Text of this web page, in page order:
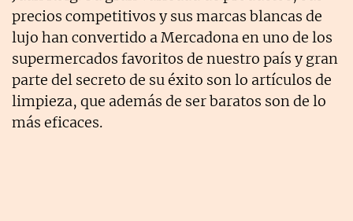
precios competitivos y sus marcas blancas de
lujo han convertido a Mercadona en uno de los
supermercados favoritos de nuestro país y gran
parte del secreto de su éxito son lo artículos de
limpieza, que además de ser baratos son de lo
más eficaces.